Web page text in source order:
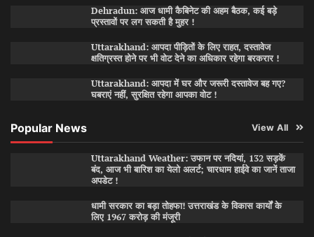
Dehradun: आज धामी कैबिनेट की अहम बैठक, कई बड़े
प्रस्तावों पर लग सकती है मुहर !
Uttarakhand: आपदा पीड़ितों के लिए राहत, दस्तावेज
क्षतिग्रस्त होने पर भी वोट देने का अधिकार रहेगा बरकरार !
Uttarakhand: आपदा में घर और जरूरी दस्तावेज बह गए?
घबराएं नहीं, सुरक्षित रहेगा आपका वोट !
Popular News View All
Uttarakhand Weather: उफान पर नदियां, 132 सड़कें
बंद, आज भी बारिश का येलो अलर्ट; चारधाम हाईवे का जानें ताजा
अपडेट !
धामी सरकार का बड़ा तोहफा! उत्तराखंड के विकास कार्यों के
लिए 1967 करोड़ की मंजूरी